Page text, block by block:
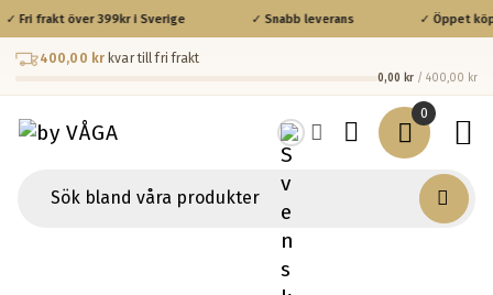
✓ Fri frakt över 399kr i Sverige ✓ Snabb leverans ✓ Öppet
400,00 kr kvar till fri frakt
0,00 kr / 400,00 kr
0